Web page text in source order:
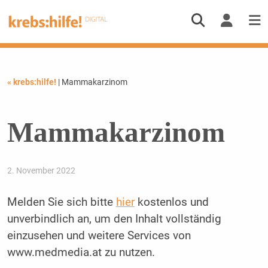
« krebs:hilfe! | Mammakarzinom
Mammakarzinom
2. November 2022
Melden Sie sich bitte hierkostenlos und
unverbindlich an, um den Inhalt vollständig
einzusehen und weitere Services von
www.medmedia.at zu nutzen.